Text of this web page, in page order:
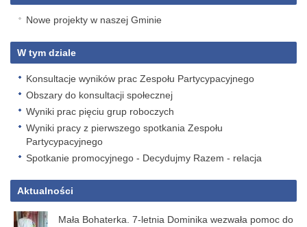
Nowe projekty w naszej Gminie
W tym dziale
Konsultacje wyników prac Zespołu Partycypacyjnego
Obszary do konsultacji społecznej
Wyniki prac pięciu grup roboczych
Wyniki pracy z pierwszego spotkania Zespołu
Partycypacyjnego
Spotkanie promocyjnego - Decydujmy Razem - relacja
Aktualności
Mała Bohaterka. 7-letnia Dominika wezwała pomoc do